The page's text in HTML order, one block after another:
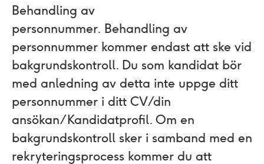
Behandling av
personnummer. Behandling av
personnummer kommer endast att ske vid
bakgrundskontroll. Du som kandidat bör
med anledning av detta inte uppge ditt
personnummer i ditt CV/din
ansökan/Kandidatprofil. Om en
bakgrundskontroll sker i samband med en
rekryteringsprocess kommer du att